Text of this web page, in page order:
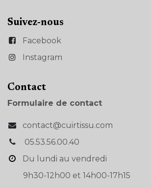
Suivez-nous
Facebook
Instagram
Con​tact
Formulaire de contact
contact@cuirtissu.com
05.53.56.00.40
Du lundi au vendredi
9h30-12h00 et 14h00-17h15